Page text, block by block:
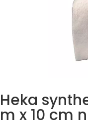
Heka
m x 10 cm